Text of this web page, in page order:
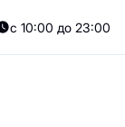
с 10:00 до 23:00